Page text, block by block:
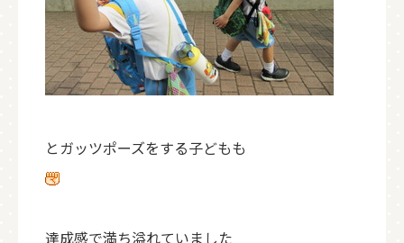
とガッツポーズをする子どもも
達成感で満ち溢れていました